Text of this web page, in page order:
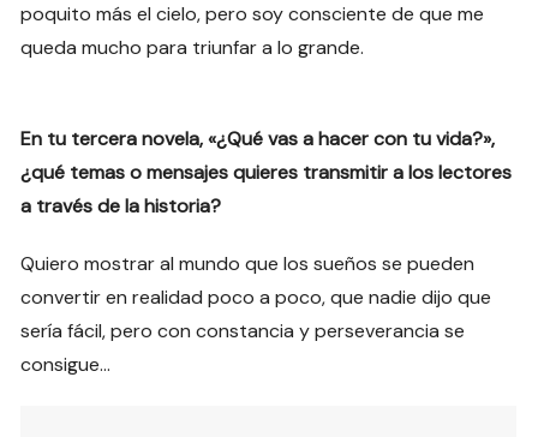
poquito más el cielo, pero soy consciente de que me
queda mucho para triunfar a lo grande.
En tu tercera novela, «¿Qué vas a hacer con tu vida?»,
¿qué temas o mensajes quieres transmitir a los lectores
a través de la historia?
Quiero mostrar al mundo que los sueños se pueden
convertir en realidad poco a poco, que nadie dijo que
sería fácil, pero con constancia y perseverancia se
consigue…